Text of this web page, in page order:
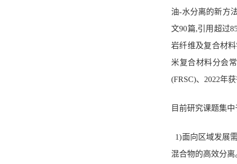
油-水分离的新方
文90篇,引用超过
岩纤维及复合材
米复合材料分会
(FRSC)、2022年
目前研究课题集
1)面向区域发展
混合物的高效分离